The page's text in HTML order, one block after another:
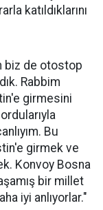
katıldıklarını
biz de otostop
Rabbim
girmesini
Bu
girmek ve
Konvoy Bosna
bir millet
iyi anlıyorlar."